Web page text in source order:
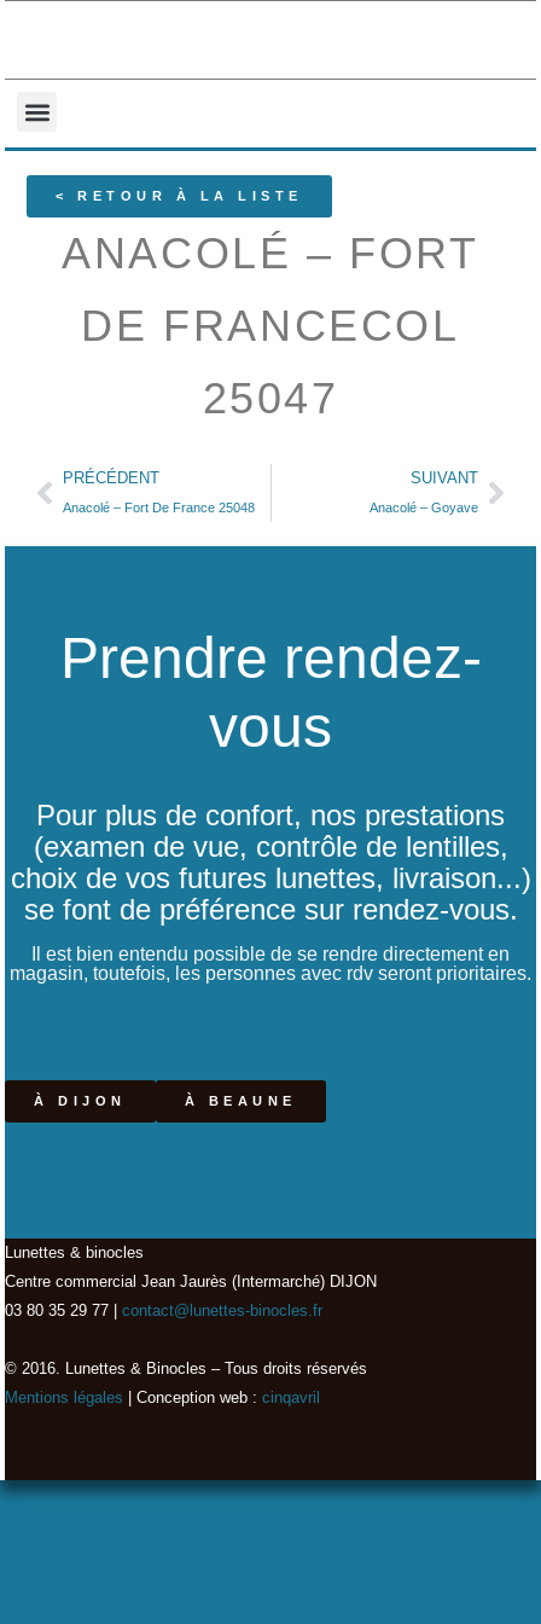
< RETOUR À LA LISTE
ANACOLÉ – FORT
DE FRANCECOL
25047
PRÉCÉDENT
Anacolé – Fort De France 25048
SUIVANT
Anacolé – Goyave
Prendre rendez-
vous
Pour plus de confort, nos prestations
(examen de vue, contrôle de lentilles,
choix de vos futures lunettes, livraison...)
se font de préférence sur rendez-vous.
Il est bien entendu possible de se rendre directement en
magasin, toutefois, les personnes avec rdv seront prioritaires.
À DIJON À BEAUNE
Lunettes & binocles
Centre commercial Jean Jaurès (Intermarché) DIJON
03 80 35 29 77 |
contact@lunettes-binocles.fr
© 2016. Lunettes & Binocles – Tous droits réservés​
Mentions légales | Conception web : cinqavril